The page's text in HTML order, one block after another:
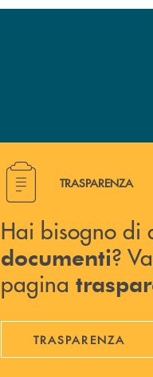
Hai bisogno di alcuni
TRASPARENZA
Hai bisogno di
documenti?
pagina
TRASPARENZA